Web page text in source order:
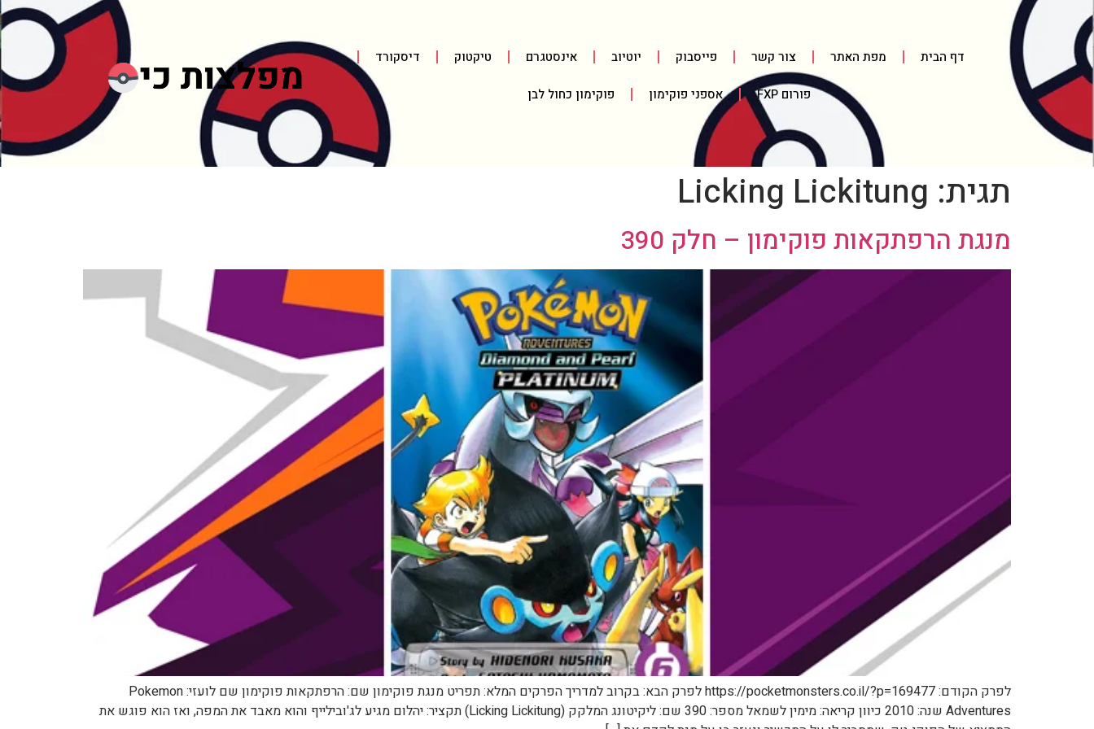
דף הבית מפת האתר צור קשר פייסבוק יוטיוב אינסטגרם טיקטוק דיסקורד
פורום FXP אספני פוקימון פוקימון כחול לבן
תגית: Licking Lickitung
מנגת הרפתקאות פוקימון – חלק 390
לפרק הקודם: https://pocketmonsters.co.il/?p=169477 לפרק הבא: בקרוב למדריך הפרקים המלא: תפריט מנגת פוקימון שם: הרפתקאות פוקימון שם לועזי: Pokemon
Adventures שנה: 2010 כיוון קריאה: מימין לשמאל מספר: 390 שם: ליקיטונג המלקק (Licking Lickitung) תקציר: יהלום מגיע לג'ובילייף והוא מאבד את המפה, ואז הוא פוגש את